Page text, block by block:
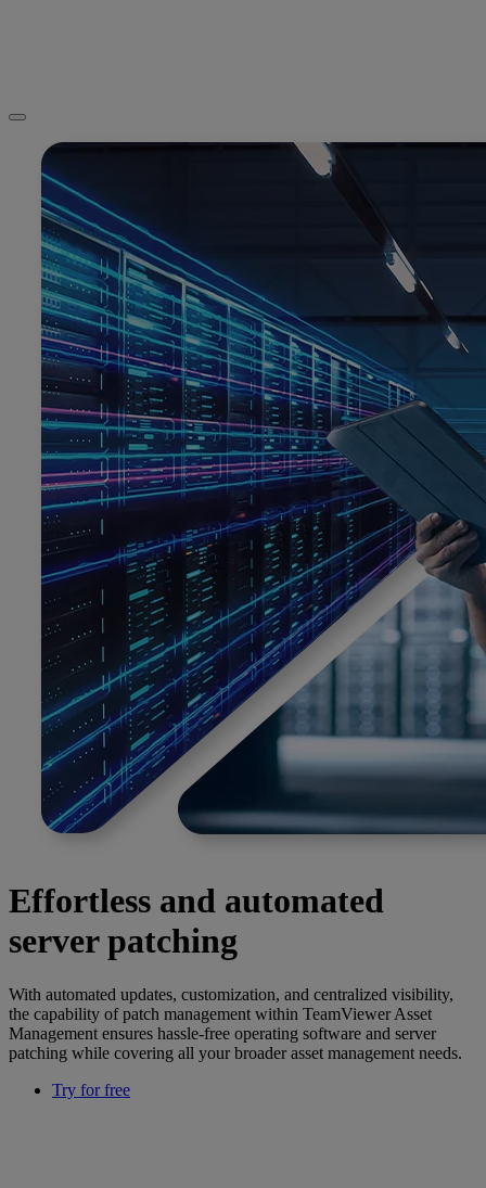
Effortless and automated
server patching
With automated updates, customization, and centralized visibility,
the capability of patch management within TeamViewer Asset
Management ensures hassle-free operating software and server
patching while covering all your broader asset management needs.
Try for free